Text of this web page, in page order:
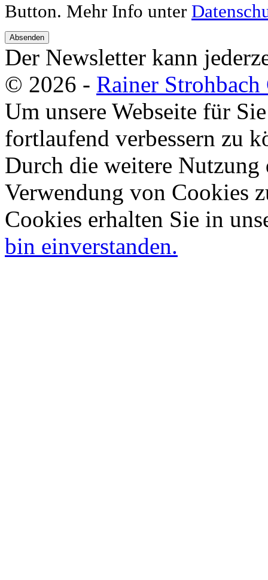
Button. Mehr Info unter
Absenden
Der Newsletter kann
© 2026 - Rainer
Um unsere Webseite für
fortlaufend verbessern zu
Durch die weitere Nutzung
Verwendung von Cookies
Cookies erhalten Sie in
bin einverstanden.